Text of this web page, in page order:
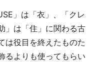
」は「衣」、「クレ
」は「住」に関わる古
は役目を終えたものた
るよりも使ってもらい